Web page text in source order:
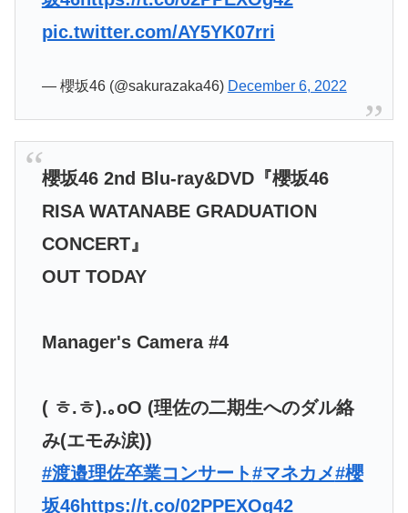
pic.twitter.com/AY5YK07rri
— 櫻坂46 (@sakurazaka46) December 6, 2022
櫻坂46 2nd Blu-ray&DVD『櫻坂46
RISA WATANABE GRADUATION
CONCERT』
OUT TODAY
Manager's Camera #4
( ㅎ.ㅎ).｡oO (理佐の二期生へのダル絡
み(エモみ涙))
#渡邉理佐卒業コンサート#マネカメ#櫻
坂46https://t.co/02PPEXOg42